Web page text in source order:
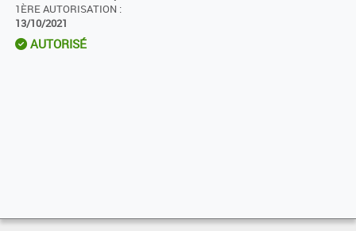
1ÈRE AUTORISATION :
13/10/2021
AUTORISÉ